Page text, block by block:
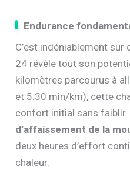
Endurance
C’est indéniablement
24 révèle tout son
kilomètres parcourus à
et 5:30 min/km), cette
confort initial sans faiblir.
d’affaissement de la
deux heures d’effort
chaleur.